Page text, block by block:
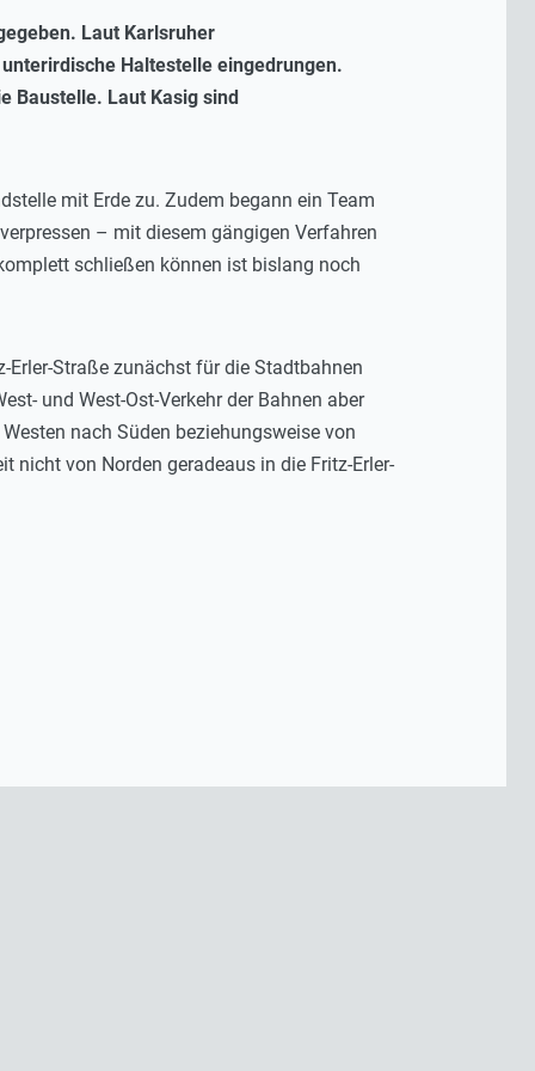
Laut Karlsruher
Haltestelle eingedrungen.
Baustelle. Laut Kasig sind
mit Erde zu. Zudem begann ein Team
– mit diesem gängigen Verfahren
schließen können ist bislang noch
Straße zunächst für die Stadtbahnen
und West-Ost-Verkehr der Bahnen aber
nach Süden beziehungsweise von
nicht von Norden geradeaus in die Fritz-Erler-